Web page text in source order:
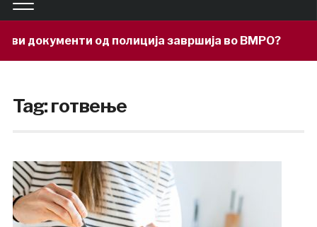
од полиција завршија во ВМРО?
Tag:готвење